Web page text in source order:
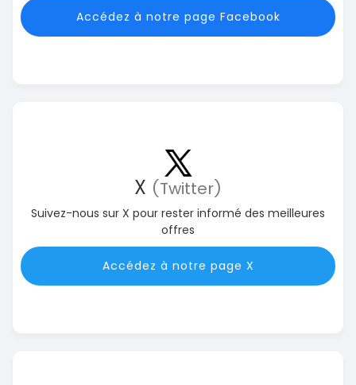
Accédez à notre page Facebook
X (Twitter)
Suivez-nous sur X pour rester informé des meilleures
offres
Accédez à notre page X